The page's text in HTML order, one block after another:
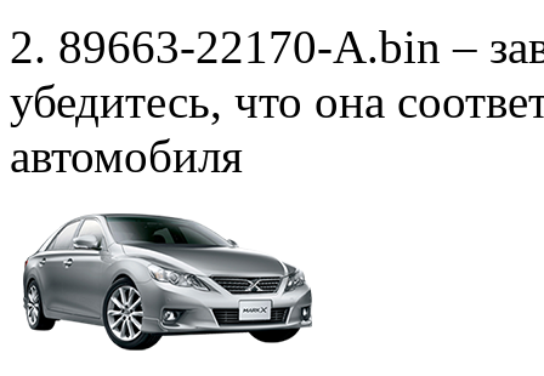
2. 89663-22170-A.bin –
убедитесь, что она
автомобиля